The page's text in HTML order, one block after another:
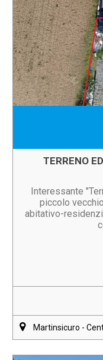
TERRENO
Interessante
piccolo
abitativo-
Martinsicuro -